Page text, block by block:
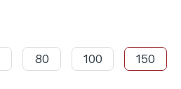
80 100
150